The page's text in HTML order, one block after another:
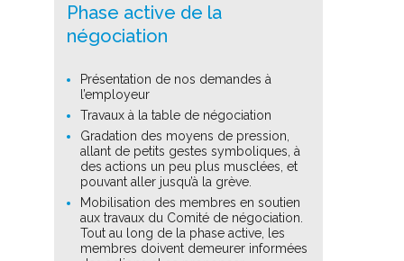
Phase active de la
négociation
Présentation de nos demandes à
l’employeur
Travaux à la table de négociation
Gradation des moyens de pression,
allant de petits gestes symboliques, à
des actions un peu plus musclées, et
pouvant aller jusqu’à la grève.
Mobilisation des membres en soutien
aux travaux du Comité de négociation.
Tout au long de la phase active, les
membres doivent demeurer informées